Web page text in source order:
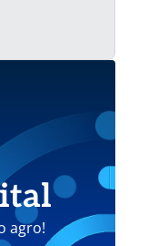
agro!